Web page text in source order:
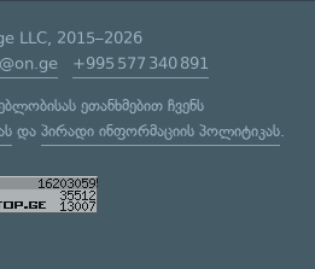
LLC, 2015–2026
+995 577 340 891
ეთანხმებით ჩვენს
და პირადი ინფორმაციის პოლიტიკას.